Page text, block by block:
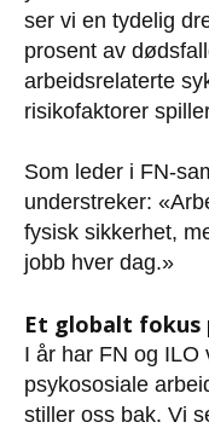
ser vi en tydelig
prosent av
arbeidsrelaterte
risikofaktorer
Som leder i FN-
understreker:
fysisk sikkerhet,
jobb hver dag.»
Et globalt fokus
I år har FN og ILO
psykososiale
stiller oss bak. Vi